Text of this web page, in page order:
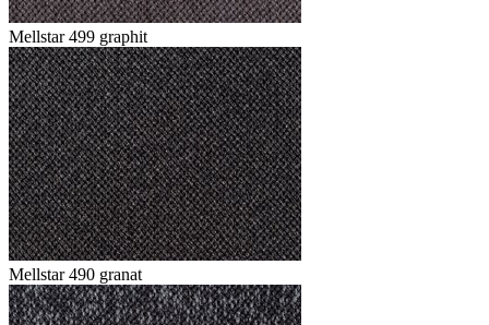
Mellstar 499 graphit
Mellstar 490 granat